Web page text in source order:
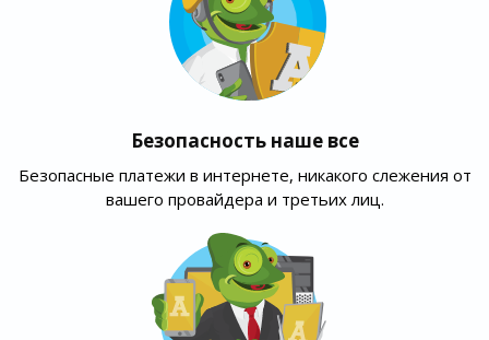
Безопасность наше все
Безопасные платежи в интернете, никакого слежения от
вашего провайдера и третьих лиц.